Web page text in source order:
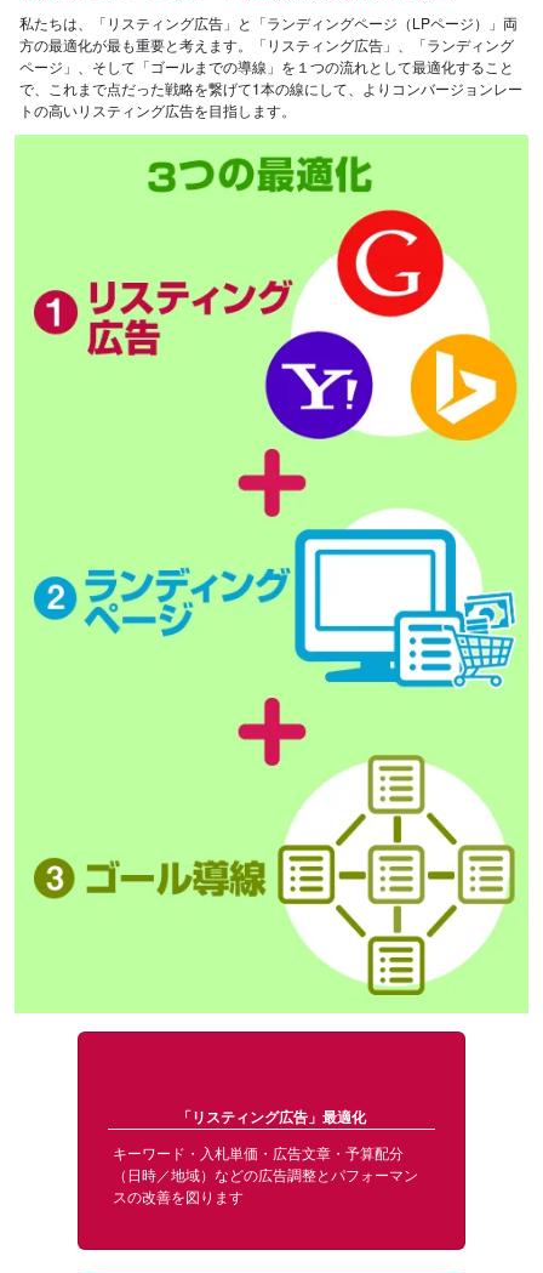
私たちは、「リスティング広告」と「ランディングページ（LPページ）」両
方の最適化が最も重要と考えます。「リスティング広告」、「ランディング
ページ」、そして「ゴールまでの導線」を１つの流れとして最適化すること
で、これまで点だった戦略を繋げて1本の線にして、よりコンバージョンレー
トの高いリスティング広告を目指します。
「リスティング広告」最適化
キーワード・入札単価・広告文章・予算配分
（日時／地域）などの広告調整とパフォーマン
スの改善を図ります